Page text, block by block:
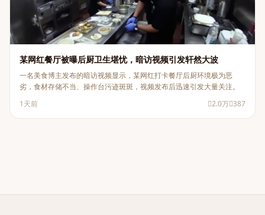
某网红餐厅被曝后厨卫生堪忧，暗访视频引发轩然大波
一名美食博主发布的暗访视频显示，某网红打卡餐厅后厨环境极为恶
劣，食材存储不当、操作台污迹斑斑，视频发布后迅速引发大量关注。
1天前
2.0万 387